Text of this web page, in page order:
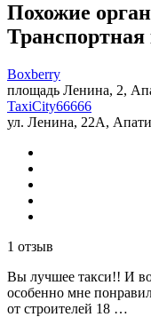
Похожие
Boxberry
площадь Ленина, 2,
TaxiCity66666
ул. Ленина, 22А,
1 отзыв
Вы лучшее такси!! И
особенно мне
от строителей 18 …